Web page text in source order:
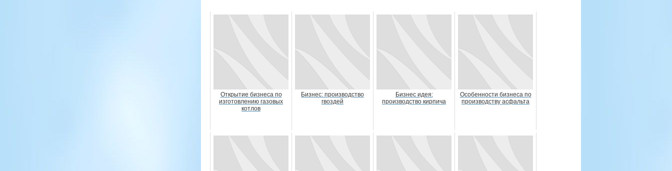
Открытие бизнеса по
изготовлению газовых
котлов
Бизнес: производство
гвоздей
Бизнес идея:
производство кирпича
Особенности бизнеса по
производству асфальта